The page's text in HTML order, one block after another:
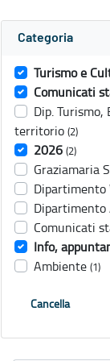
Categoria
Turismo e
Comunicati
Dip. Turismo,
territorio (2)
2026 (2)
Graziamaria
Dipartimento
Dipartimento
Comunicati
Info,
Ambiente (1)
Cancella